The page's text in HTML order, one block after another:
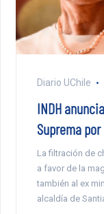
Diario UChile
INDH
Suprema
La filtración de
a favor de la
también al ex
alcaldía de